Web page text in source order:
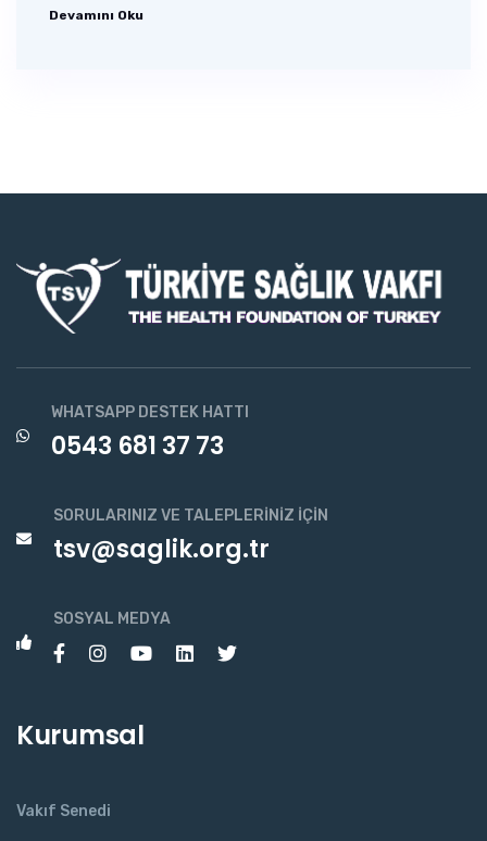
Devamını Oku
WHATSAPP DESTEK HATTI
0543 681 37 73
SORULARINIZ VE TALEPLERINIZ İÇIN
tsv@saglik.org.tr
SOSYAL MEDYA
Kurumsal
Vakıf Senedi